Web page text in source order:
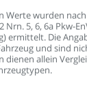
Wertewurden nach
2 Nrn. 5, 6, 6a Pkw-
ermittelt. Die
und sind
dienen allein